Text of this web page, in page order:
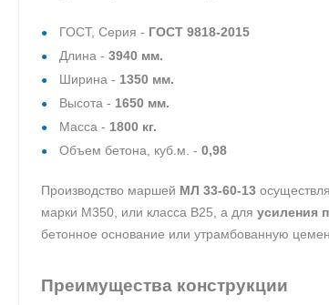
ГОСТ, Серия - ГОСТ 9818-2015
Длина - 3940 мм.
Ширина - 1350 мм.
Высота - 1650 мм.
Масса - 1800 кг.
Объем бетона, куб.м. - 0,98
Производство маршей МЛ 33-60-13
марки М350, или класса B25, а для усиления
бетонное основание или утрамбованную
Преимущества конструкции